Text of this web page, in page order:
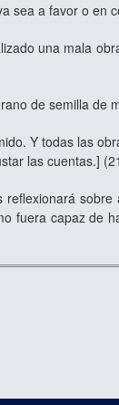
sea a favor o en
una mala
de semilla de
Y todas las
las cuentas.]
fuera capaz de